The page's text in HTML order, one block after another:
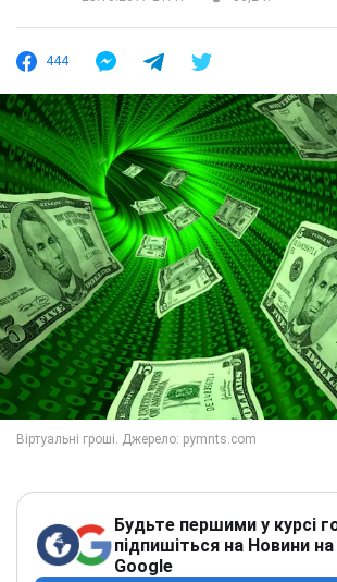
444
Будьте першими у курсі
підпишіться на Новини на
Google